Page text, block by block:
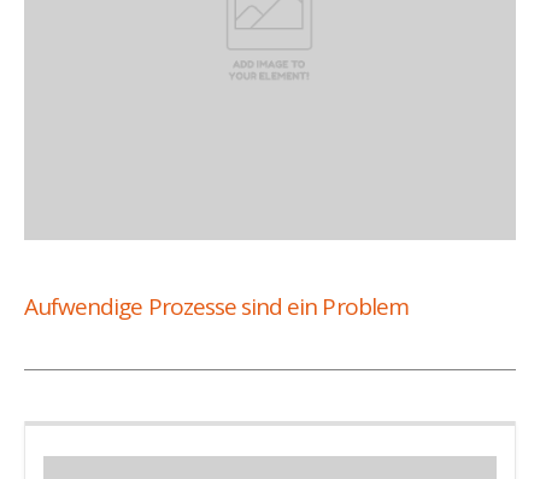
Aufwendige Prozesse sind ein Problem